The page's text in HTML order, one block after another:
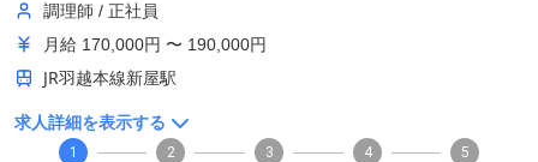
調理師 / 正社員
月給 170,000円 〜 190,000円
JR羽越本線新屋駅
求人詳細を表示する
1 2 3 4 5